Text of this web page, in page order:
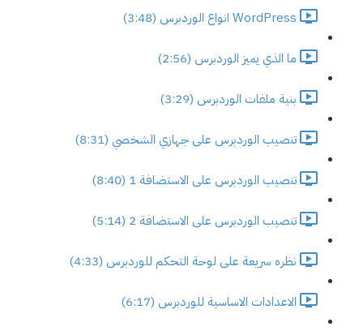
WordPress انواع الوردبرس (3:48)
ما الذي يميز الوردبرس (2:56)
بنية ملفات الوردبرس (3:29)
تنصيب الوردبرس على جهازي الشخصي (8:31)
تنصيب الوردبرس على الاستضافة 1 (8:40)
تنصيب الوردبرس على الاستضافة 2 (5:14)
نظره سريعة على لوحة التحكم للوردبرس (4:33)
الاعدادات الاساسية للوردبرس (6:17)